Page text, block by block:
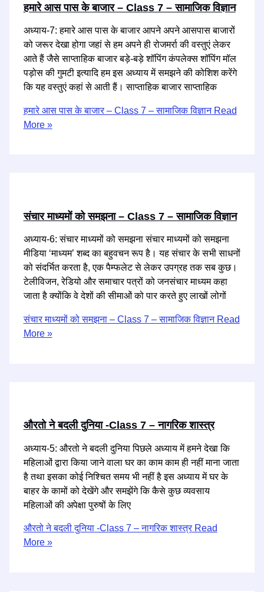
हमारे आस पास के बाजार – Class 7 – सामाजिक विज्ञान
अध्याय-7: हमारे आस पास के बाजार आपने अपने आसपास बाजारों
को जरूर देखा होगा जहां से हम अपने ही रोजमर्रा की वस्तुएं लेकर
आते हैं जैसे साप्ताहिक बाजार बड़े-बड़े शॉपिंग कंपलेक्स शॉपिंग मॉल
पड़ोस की गुमटी इत्यादि हम इस अध्याय में समझने की कोशिश करेंगे
कि यह वस्तुएं कहां से आती हैं। साप्ताहिक बाजार साप्ताहिक
हमारे आस पास के बाजार – Class 7 – सामाजिक विज्ञानRead
More »
संचार माध्यमों को समझना – Class 7 – सामाजिक विज्ञान
अध्याय-6: संचार माध्यमों को समझना संचार माध्‍यमों को समझना
मीडिया ‘माध्यम’ शब्द का बहुवचन रूप है। यह संचार के सभी साधनों
को संदर्भित करता है, एक पैम्फलेट से लेकर उपग्रह तक सब कुछ।
टेलीविजन, रेडियो और समाचार पत्रों को जनसंचार माध्यम कहा
जाता है क्योंकि वे देशों की सीमाओं को पार करते हुए लाखों लोगों
संचार माध्यमों को समझना – Class 7 – सामाजिक विज्ञानRead
More »
औरतो ने बदली दुनिया -Class 7 – नागरिक शास्त्र
अध्याय-5: औरतो ने बदली दुनिया पिछले अध्याय में हमने देखा कि
महिलाओं द्वारा किया जाने वाला घर का काम काम ही नहीं माना जाता
है तथा इसका कोई निश्चित समय भी नहीं है इस अध्याय में घर के
बाहर के कामों को देखेंगे और समझेंगे कि कैसे कुछ व्यवसाय
महिलाओं की अपेक्षा पुरुषों के लिए
औरतो ने बदली दुनिया -Class 7 – नागरिक शास्त्रRead
More »